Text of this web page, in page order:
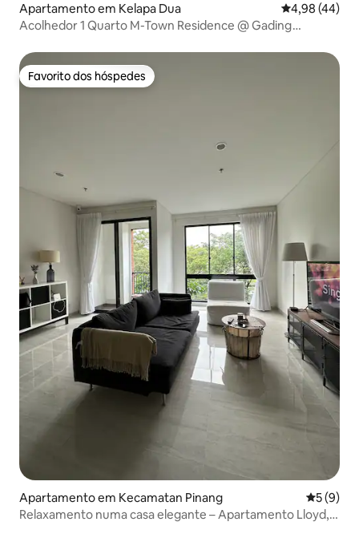
Apartamento em Kelapa Dua Classificação
4,98 (44)
Acolhedor 1 Quarto M-Town Residence @ Gading
Favorito dos hóspedes
Favorito dos hóspedes
Apartamento em Kecamatan Pinang
5 (9)
Relaxamento numa casa elegante – Apartamento Lloyd,